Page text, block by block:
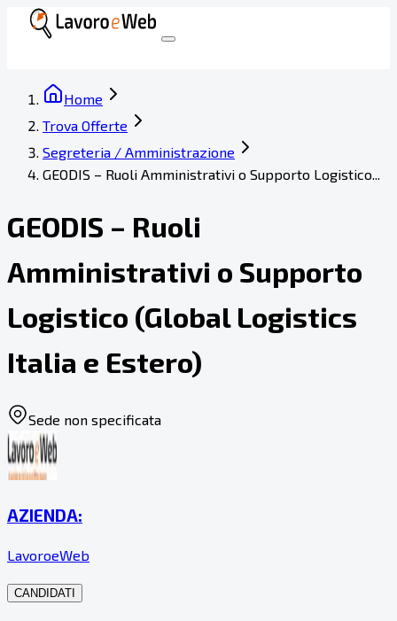
Home
Trova Offerte
Segreteria / Amministrazione
GEODIS – Ruoli Amministrativi o Supporto Logistico...
GEODIS – Ruoli
Amministrativi o Supporto
Logistico (Global Logistics
Italia e Estero)
Sede non specificata
AZIENDA:
LavoroeWeb
CANDIDATI